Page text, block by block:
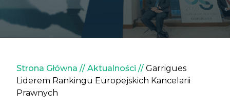
Ścieżka nawigacyjna
Strona Główna Aktualności
Garrigues
Liderem Rankingu Europejskich Kancelarii
Prawnych